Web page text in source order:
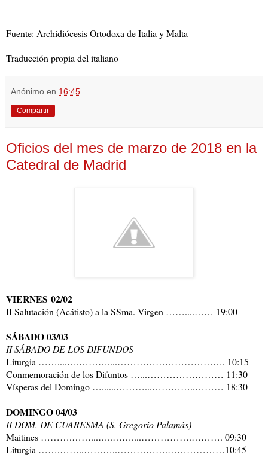
Fuente: Archidiócesis Ortodoxa de Italia y Malta
Traducción propia del italiano
Anónimo en 16:45
Compartir
Oficios del mes de marzo de 2018 en la
Catedral de Madrid
VIERNES 02/02
II Salutación (Acátisto) a la SSma. Virgen ……....…… 19:00
SÁBADO 03/03
II SÁBADO DE LOS DIFUNDOS
Liturgia ……....….………....……………………………. 10:15
Conmemoración de los Difuntos …...…………………… 11:30
Vísperas del Domingo …......………...…………..……… 18:30
DOMINGO 04/03
II DOM. DE CUARESMA (S. Gregorio Palamás)
Maitines ……….……...…..……....…………….………. 09:30
Liturgia …….……..………..…………….………………10:45